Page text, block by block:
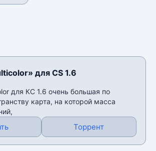
для CS 1.6
для КС 1.6 очень большая по
карта, на которой масса
Торрент